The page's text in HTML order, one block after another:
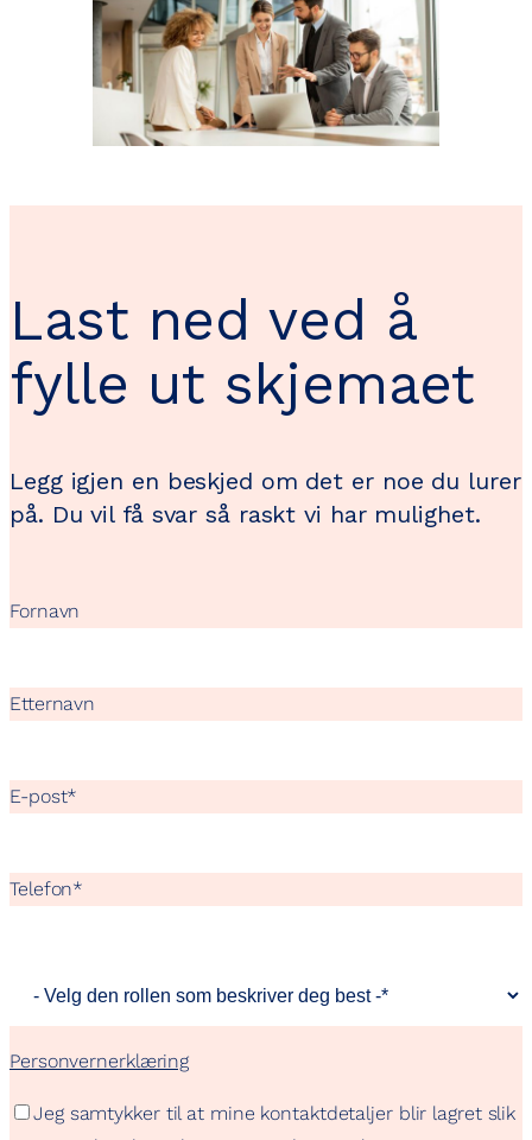
Last ned ved å
fylle ut skjemaet
Legg igjen en beskjed om det er noe du lurer
på. Du vil få svar så raskt vi har mulighet.
Fornavn
Etternavn
E-post*
Telefon*
Personvernerklæring
Jeg samtykker til at mine kontaktdetaljer blir lagret slik